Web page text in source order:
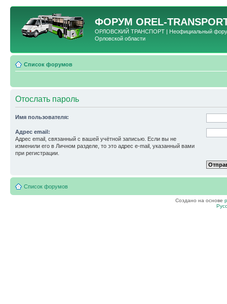
ФОРУМ OREL-
ОРЛОВСКИЙ ТРАНСПОРТ | Неофициальный форум
Орловской области
Список форумов
Отослать пароль
Имя пользователя:
Адрес email:
Адрес email, связанный с вашей учётной записью. Если вы не
изменили его в Личном разделе, то это адрес e-mail, указанный вами
при регистрации.
Список форумов
Создано на основе